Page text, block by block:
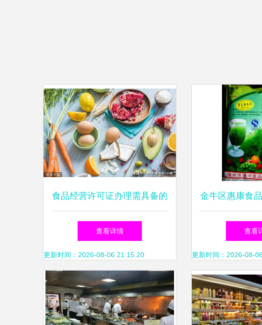
食品经营许可证办理需具备的
核心条件详解
查看详情
更新时间：2026-08-06 21:15:20
金牛区惠康食
以诚信与专业
全
查看
更新时间：2026-08-